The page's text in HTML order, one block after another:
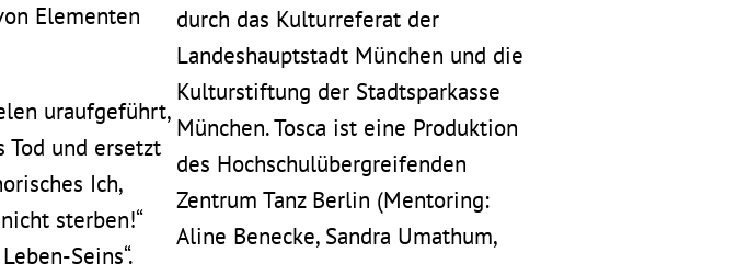
Elementen
uraufgeführt,
und ersetzt
Ich,
sterben!“
Seins“.
durch das Kulturreferat der
Landeshauptstadt München und die
Kulturstiftung der Stadtsparkasse
München.Tosca ist eine Produktion
des Hochschulübergreifenden
Zentrum Tanz Berlin (Mentoring:
Aline Benecke, Sandra Umathum,